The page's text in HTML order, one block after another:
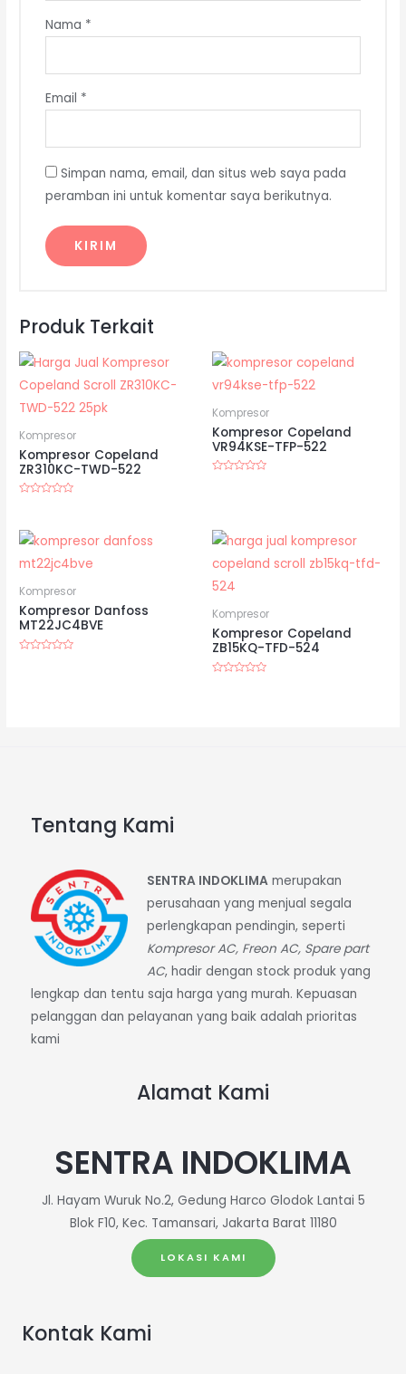
Nama *
Email *
Simpan nama, email, dan situs web saya pada
peramban ini untuk komentar saya berikutnya.
Produk Terkait
Kompresor
Kompresor Copeland
ZR310KC-TWD-522
5
Kompresor
Kompresor Copeland
VR94KSE-TFP-522
Kompresor
Kompresor Danfoss
MT22JC4BVE
Kompresor
Kompresor Copeland
ZB15KQ-TFD-524
Tentang Kami
SENTRA INDOKLIMAmerupakan
perusahaan yang menjual segala
perlengkapan pendingin, seperti
Kompresor AC, Freon AC, Spare part
AC, hadir dengan stock produk yang
lengkap dan tentu saja harga yang murah. Kepuasan
pelanggan dan pelayanan yang baik adalah prioritas
kami
Alamat Kami
SENTRA INDOKLIMA
Jl. Hayam Wuruk No.2, Gedung Harco Glodok Lantai 5
Blok F10, Kec. Tamansari, Jakarta Barat 11180
LOKASI KAMI
Kontak Kami